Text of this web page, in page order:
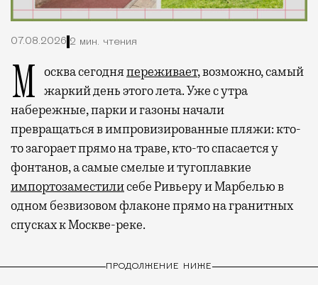
07.08.2026 2 мин. чтения
Москва сегодняпереживает, возможно, самый
жаркий день этого лета. Уже с утра
набережные, парки и газоны начали
превращаться в импровизированные пляжи: кто-
то загорает прямо на траве, кто-то спасается у
фонтанов, а самые смелые и тугоплавкие
импортозаместилисебе Ривьеру и Марбелью в
одном безвизовом флаконе прямо на гранитных
спусках к Москве-реке.
ПРОДОЛЖЕНИЕ НИЖЕ